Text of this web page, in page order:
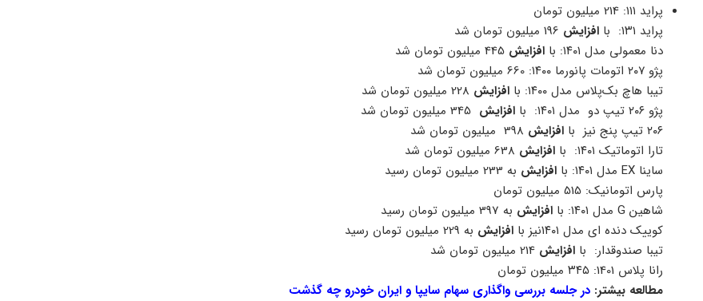
پراید ۱۱۱: 214 میلیون تومان
پراید ۱۳۱: با
افزایش
دنا معمولی مدل ۱۴۰۱: با
افزایش
پژو ۲۰۷ اتومات پانورما ۱۴۰۰: 660 میلیون تومان شد
تیبا هاچ‌ بک‌پلاس مدل ۱۴۰۰: با
افزایش
پژو ۲۰۶ تیپ دو مدل ۱۴۰۱: با
افزایش
۲۰۶ تیپ پنج نیز با
افزایش 398 میلیون تومان شد
تارا اتوماتیک ۱۴۰۱: با
افزایش
ساینا EX مدل ۱۴۰۱: با
افزایش به 233 میلیون تومان رسید
پارس اتومانیک: 515 میلیون تومان
شاهین G مدل ۱۴۰۱: با
افزایش به 397 میلیون تومان رسید
کوییک دنده ای مدل ۱۴۰۱نیز با
افزایش به 229 میلیون تومان رسید
تیبا صندوقدار: با افزایش
رانا پلاس 1401: ۳۴۵ میلیون تومان
مطالعه بیشتر: در جلسه بررسی واگذاری سهام سایپا و ایران خودرو چه گذشت